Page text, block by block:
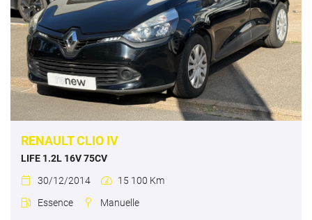
RENAULT CLIO IV
LIFE 1.2L 16V 75CV
 30/12/2014  15 100 Km
 Essence  Manuelle